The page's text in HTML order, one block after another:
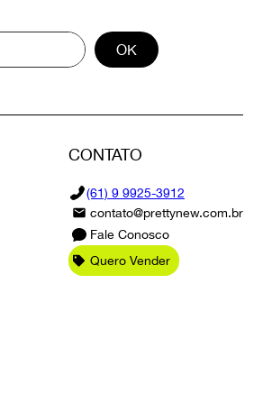
OK
CONTATO
(61) 9 9925-3912
contato@prettynew.com.br
Fale Conosco
Quero Vender